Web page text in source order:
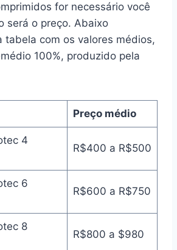
for necessário você
será o preço. Abaixo
tabela com os valores médios,
100%, produzido pela
Preço médio
4
R$400 a R$500
6
R$600 a R$750
8
R$800 a $980